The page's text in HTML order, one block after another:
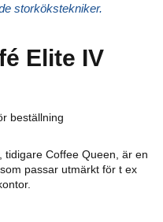
storkökstekniker.
Elite IV
beställning
tidigare Coffee Queen, är en
passar utmärkt för t ex